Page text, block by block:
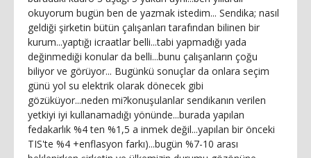
okuyorum bugün ben de yazmak istedim... Sendika; nasıl
geldiği şirketin bütün çalışanları tarafından bilinen bir
kurum...yaptığı icraatlar belli...tabi yapmadığı yada
değinmediği konular da belli...bunu çalışanların çoğu
biliyor ve görüyor... Bugünkü sonuçlar da onlara seçim
günü yol su elektrik olarak dönecek gibi
gözüküyor...neden mi?konuşulanlar sendikanın verilen
yetkiyi iyi kullanamadığı yönünde...burada yapılan
fedakarlık %4 ten %1,5 a inmek değil...yapılan bir önceki
TIS'te %4 +enflasyon farkı)...bugün %7-10 arası